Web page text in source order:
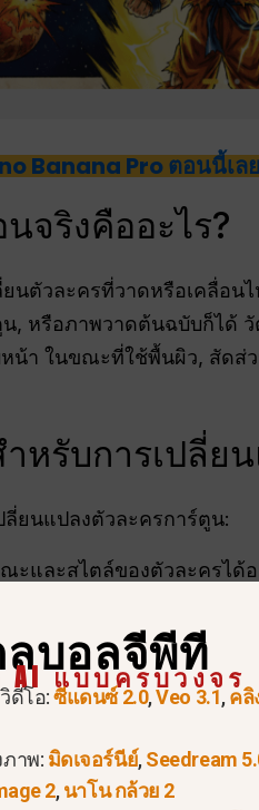
Banana Pro ตอนนี้เล
จริงคืออะไร?
นตัวละครที่วาดหรือเคลื่อน
, หรือภาพวาดต้นฉบับก็ได้
น้า ในขณะที่ใช้พื้นผิว, สัดส่
หรับการเปลี่ย
ลี่ยนแปลงตัวละครการ์ตูน:
ะและสไตล์ของตัวละครได้อ
หน้า สีหน้า และเครื่องแต่งก
ริง ตั้งแต่ภาพเหมือนกึ่งสมจ
งได้ในไม่กี่วินาทีโดยไม่ต้อง
ละครการ์ตูน
ลบอลจีพีที
AI แบบครบวงจร
วิดีโอ:ซีแดนซ์ 2.0,Veo 3.1,คลิ
ภาพ: มิดเจอร์นีย์,Seedream
2,นาโน กล้วย 2